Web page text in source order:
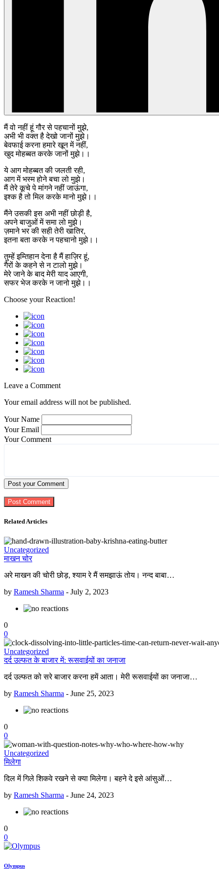
मैं वो नहीं हूं गौर से पहचानों मुझे,
अभी भी वक्त है देखो जानों मुझे।
बेवफाई करना हमारे खून में नहीं,
खुद मोहब्बत करके जानों मुझे।।
ये आग मोहब्बत की जलती रही,
आग में भस्म होने बचा लो मुझे।
मैं तेरे कूचे पे मांगने नहीं जाऊंगा,
इश्क है तो मिल करके मानो मुझे।।
मैंने उसकी इस अभी नहीं छोड़ी है,
अपने बाजुओं में समा लो मुझे।
ज़माने भर की सही तेरी खातिर,
इतना बता करके न पहचानो मुझे।।
तुम्हें इम्तिहान देना है मैं हाज़िर हूं,
गैरों के कहने से न टालो मुझे।
मेरे जाने के बाद मेरी याद आएगी,
सफर भेज करके न जानो मुझे।।
Choose yourReaction!
Leave a Comment
Your email address will not be published.
Your Name
Your Email
Your Comment
Post your Comment
Related Articles
Uncategorized
माखन चोर
अरे माखन की चोरी छोड़, श्याम रे मैं समझाऊं तोय। नन्द बाबा…
by Ramesh Sharma - July 2, 2023
0
0
Uncategorized
दर्द उल्फत के बाजार में: रूसवाईयों का जनाजा
दर्द उल्फत को सरे बाजार करना हमें आता। मेरी रूसवाईयों का जनाजा…
by Ramesh Sharma - June 25, 2023
0
0
Uncategorized
मिलेगा
दिल में गिले शिकवे रखने से क्या मिलेगा। बहने दे इसे आंसुओं…
by Ramesh Sharma - June 24, 2023
0
0
Olympus